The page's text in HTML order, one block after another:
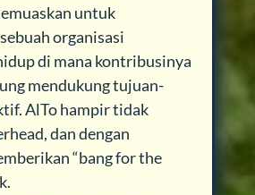
untuk
organisasi
di mana kontribusinya
mendukung tujuan-
AlTo hampir tidak
dan dengan
“bang for the